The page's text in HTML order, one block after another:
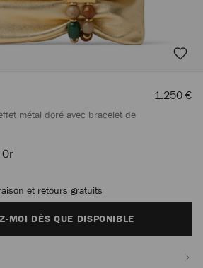
métal doré avec bracelet de
Prix
1.250 €
fr_FR/femme/sacs/zandra/pochette-
et retours gratuits
MOI DÈS QUE DISPONIBLE